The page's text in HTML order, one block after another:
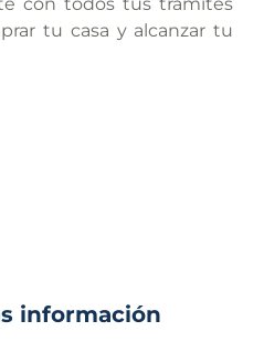
tu casa y alcanzar tu
información